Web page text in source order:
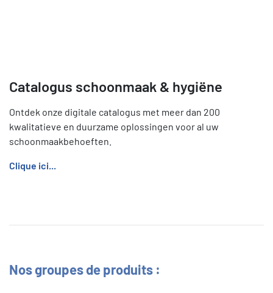
Catalogus schoonmaak & hygiëne
Ontdek onze digitale catalogus met meer dan 200
kwalitatieve en duurzame oplossingen voor al uw
schoonmaakbehoeften.
Clique ici...
Nos groupes de produits :